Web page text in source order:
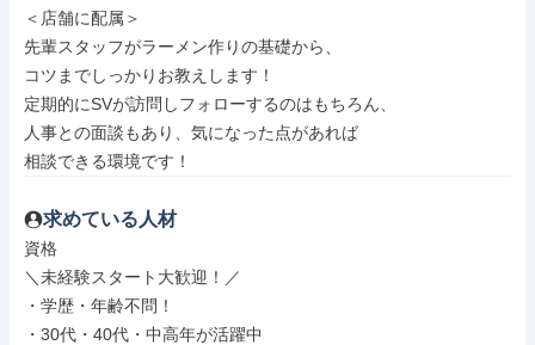
＜店舗に配属＞
先輩スタッフがラーメン作りの基礎から、
コツまでしっかりお教えします！
定期的にSVが訪問しフォローするのはもちろん、
人事との面談もあり、気になった点があれば
相談できる環境です！
求めている人材
資格
＼未経験スタート大歓迎！／
・学歴・年齢不問！
・30代・40代・中高年が活躍中